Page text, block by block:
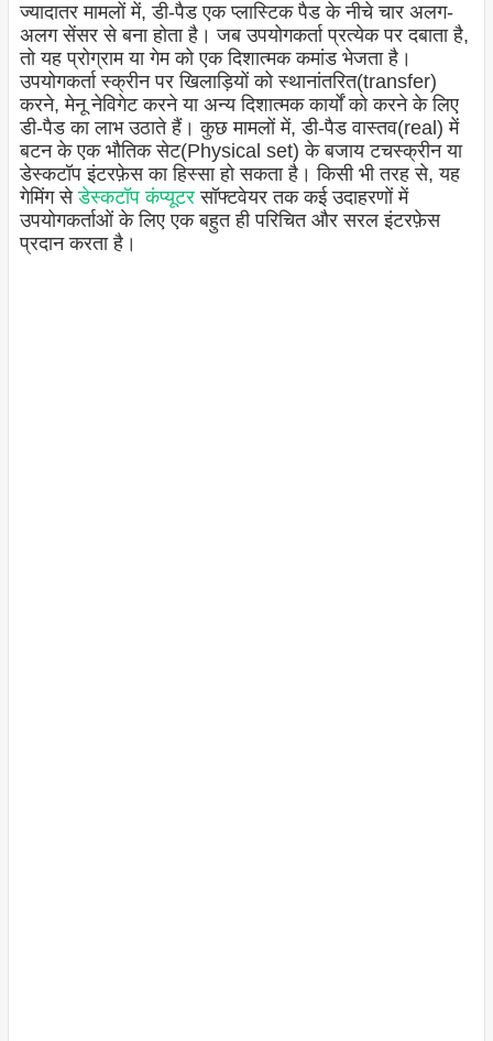
ज्यादातर मामलों में, डी-पैड एक प्लास्टिक पैड के नीचे चार अलग-
अलग सेंसर से बना होता है। जब उपयोगकर्ता प्रत्येक पर दबाता है,
तो यह प्रोग्राम या गेम को एक दिशात्मक कमांड भेजता है।
उपयोगकर्ता स्क्रीन पर खिलाड़ियों को स्थानांतरित(transfer)
करने, मेनू नेविगेट करने या अन्य दिशात्मक कार्यों को करने के लिए
डी-पैड का लाभ उठाते हैं। कुछ मामलों में, डी-पैड वास्तव(real) में
बटन के एक भौतिक सेट(Physical set) के बजाय टचस्क्रीन या
डेस्कटॉप इंटरफ़ेस का हिस्सा हो सकता है। किसी भी तरह से, यह
गेमिंग सेडेस्कटॉप कंप्यूटरसॉफ्टवेयर तक कई उदाहरणों में
उपयोगकर्ताओं के लिए एक बहुत ही परिचित और सरल इंटरफ़ेस
प्रदान करता है।